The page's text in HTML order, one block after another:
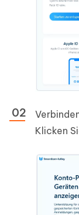
Klicken